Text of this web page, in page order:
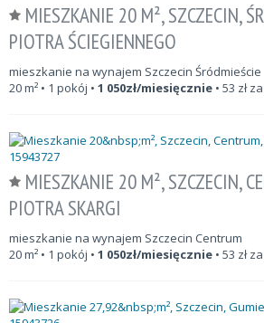
MIESZKANIE 20 M², SZCZECIN,
PIOTRA ŚCIEGIENNEGO
mieszkanie na wynajem Szczecin Śródmieście
20m² • 1 pokój • 1 050zł/miesięcznie • 53 zł
MIESZKANIE 20 M², SZCZECIN,
PIOTRA SKARGI
mieszkanie na wynajem Szczecin Centrum
20m² • 1 pokój • 1 050zł/miesięcznie • 53 zł